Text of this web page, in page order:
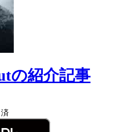
の紹介記事